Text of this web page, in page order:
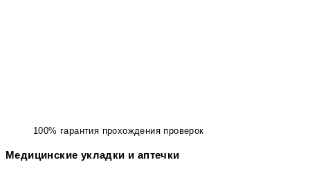
100% гарантия прохождения проверок
Медицинские укладки и аптечки